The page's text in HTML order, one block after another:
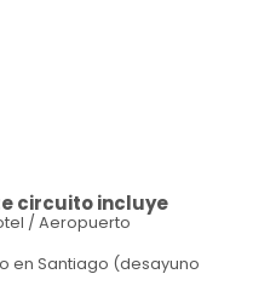
circuito incluye
/ Aeropuerto
en Santiago (desayuno